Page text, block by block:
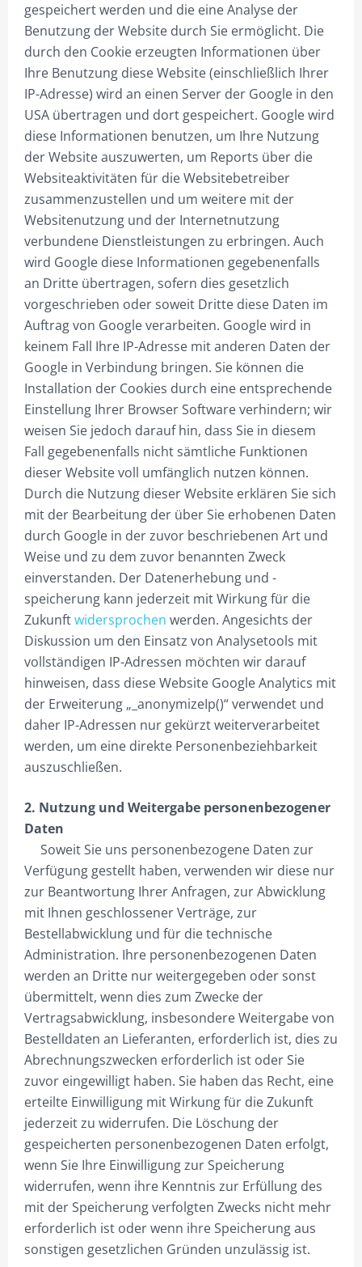
DREIECK PYLONE B150CM BELEUCHTET
DREIECK PYLONE B200CM BELEUCHTET
DREIECK PYLONE B250CM BELEUCHTET
DREIECK PYLONE B300CM BELEUCHTET
PROJEKTIERUNG
4ECK-PYLONE
VIERECK PYLONE B100 CM
VIERECK PYLONE B125CM
VIERECK PYLONE B150CM
VIERECK PYLONE B200CM
VIERECK PYLONE B250CM
VIERECK PYLONE B300CM
VIERECK PYLONE B100CM BELEUCHTET
VIERECK PYLONE B125CM BELEUCHTET
VIERECK PYLONE B150CM BELEUCHTET
VIERECK PYLONE B200CM BELEUCHTET
VIERECK PYLONE B250CM BELEUCHTET
VIERECK PYLONE B300CM BELEUCHTET
PROJEKTIERUNG
GALERIE
SHOP NUR FÜR GEWERBETREIBENDE!
DIVISIONSPARTNER
PLZ 0
PLZ 1
PLZ 3
PLZ 5
PLZ 6
PLZ 7
PLZ 8
PLZ 9
HILFE
MEIN KONTO
ANMELDEN
ABMELDEN
BESTELLVORGANG
DATENSCHUTZ
VERSAND & LIEFERUNG
gespeichert werden und die eine Analyse der
Benutzung der Website durch Sie ermöglicht. Die
durch den Cookie erzeugten Informationen über
Ihre Benutzung diese Website (einschließlich Ihrer
IP-Adresse) wird an einen Server der Google in den
USA übertragen und dort gespeichert. Google wird
diese Informationen benutzen, um Ihre Nutzung
der Website auszuwerten, um Reports über die
Websiteaktivitäten für die Websitebetreiber
zusammenzustellen und um weitere mit der
Websitenutzung und der Internetnutzung
verbundene Dienstleistungen zu erbringen. Auch
wird Google diese Informationen gegebenenfalls
an Dritte übertragen, sofern dies gesetzlich
vorgeschrieben oder soweit Dritte diese Daten im
Auftrag von Google verarbeiten. Google wird in
keinem Fall Ihre IP-Adresse mit anderen Daten der
Google in Verbindung bringen. Sie können die
Installation der Cookies durch eine entsprechende
Einstellung Ihrer Browser Software verhindern; wir
weisen Sie jedoch darauf hin, dass Sie in diesem
Fall gegebenenfalls nicht sämtliche Funktionen
dieser Website voll umfänglich nutzen können.
Durch die Nutzung dieser Website erklären Sie sich
mit der Bearbeitung der über Sie erhobenen Daten
durch Google in der zuvor beschriebenen Art und
Weise und zu dem zuvor benannten Zweck
einverstanden. Der Datenerhebung und -
speicherung kann jederzeit mit Wirkung für die
Zukunftwidersprochen werden. Angesichts der
Diskussion um den Einsatz von Analysetools mit
vollständigen IP-Adressen möchten wir darauf
hinweisen, dass diese Website Google Analytics mit
der Erweiterung „_anonymizeIp()“ verwendet und
daher IP-Adressen nur gekürzt weiterverarbeitet
werden, um eine direkte Personenbeziehbarkeit
auszuschließen.
2. Nutzung und Weitergabe personenbezogener
Daten
Soweit Sie uns personenbezogene Daten zur
Verfügung gestellt haben, verwenden wir diese nur
zur Beantwortung Ihrer Anfragen, zur Abwicklung
mit Ihnen geschlossener Verträge, zur
Bestellabwicklung und für die technische
Administration. Ihre personenbezogenen Daten
werden an Dritte nur weitergegeben oder sonst
übermittelt, wenn dies zum Zwecke der
Vertragsabwicklung, insbesondere Weitergabe von
Bestelldaten an Lieferanten, erforderlich ist, dies zu
Abrechnungszwecken erforderlich ist oder Sie
zuvor eingewilligt haben. Sie haben das Recht, eine
erteilte Einwilligung mit Wirkung für die Zukunft
jederzeit zu widerrufen. Die Löschung der
gespeicherten personenbezogenen Daten erfolgt,
wenn Sie Ihre Einwilligung zur Speicherung
widerrufen, wenn ihre Kenntnis zur Erfüllung des
mit der Speicherung verfolgten Zwecks nicht mehr
erforderlich ist oder wenn ihre Speicherung aus
sonstigen gesetzlichen Gründen unzulässig ist.